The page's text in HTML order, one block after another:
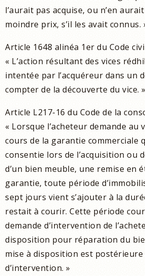
l’aurait pas acquise, ou n’en
moindre prix, s’il les avait connus.
Article 1648 alinéa 1er du Code
« L’action résultant des vices
intentée par l’acquéreur dans un
compter de la découverte du vice. »
Article L217-16 du Code de la
« Lorsque l’acheteur demande au
cours de la garantie commerciale
consentie lors de l’acquisition ou
d’un bien meuble, une remise en
garantie, toute période
sept jours vient s’ajouter à la
restait à courir. Cette période
demande d’intervention de
disposition pour réparation du
mise à disposition est postérieure
d’intervention. »